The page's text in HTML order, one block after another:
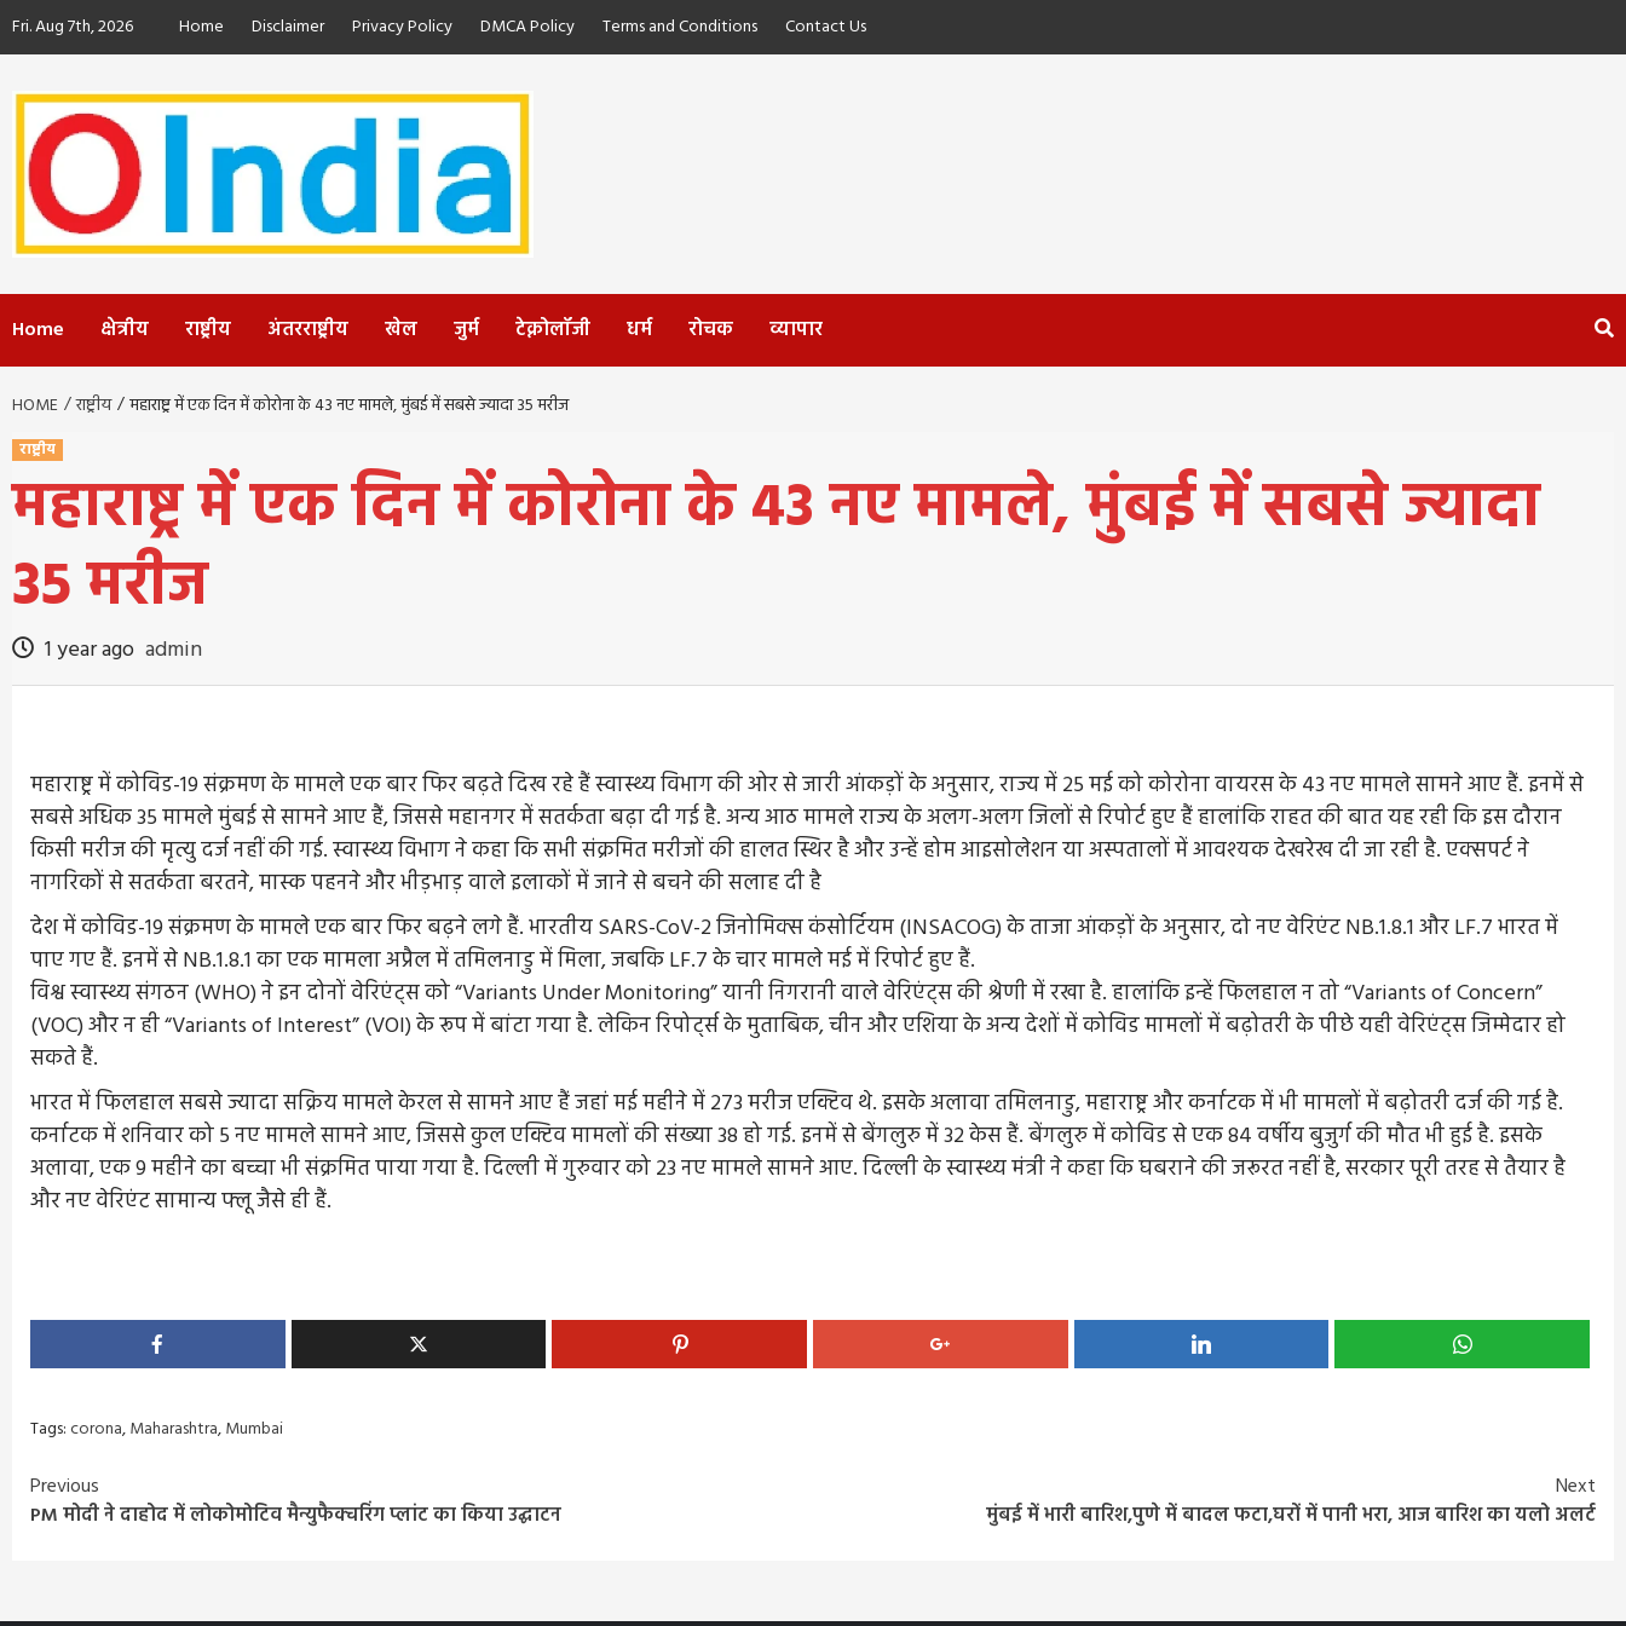
Skip
toFri. Aug 7th, 2026 Home Disclaimer Privacy Policy DMCA Policy Terms and Conditions Contact Us
Home क्षेत्रीय राष्ट्रीय अंतरराष्ट्रीय खेल जुर्म टेक्नोलॉजी धर्म रोचक व्यापार
HOME राष्ट्रीय महाराष्ट्र में एक दिन में कोरोना के 43 नए मामले, मुंबई में सबसे ज्यादा 35 मरीज
राष्ट्रीय
महाराष्ट्र में एक दिन में कोरोना के 43 नए मामले, मुंबई में सबसे ज्यादा
35 मरीज
1 year ago admin
महाराष्ट्र में कोविड-19 संक्रमण के मामले एक बार फिर बढ़ते दिख रहे हैं स्वास्थ्य विभाग की ओर से जारी आंकड़ों के अनुसार, राज्य में 25 मई को कोरोना वायरस के 43 नए मामले सामने आए हैं. इनमें से
सबसे अधिक 35 मामले मुंबई से सामने आए हैं, जिससे महानगर में सतर्कता बढ़ा दी गई है. अन्य आठ मामले राज्य के अलग-अलग जिलों से रिपोर्ट हुए हैं हालांकि राहत की बात यह रही कि इस दौरान
किसी मरीज की मृत्यु दर्ज नहीं की गई. स्वास्थ्य विभाग ने कहा कि सभी संक्रमित मरीजों की हालत स्थिर है और उन्हें होम आइसोलेशन या अस्पतालों में आवश्यक देखरेख दी जा रही है. एक्सपर्ट ने
नागरिकों से सतर्कता बरतने, मास्क पहनने और भीड़भाड़ वाले इलाकों में जाने से बचने की सलाह दी है
देश में कोविड-19 संक्रमण के मामले एक बार फिर बढ़ने लगे हैं. भारतीय SARS-CoV-2 जिनोमिक्स कंसोर्टियम (INSACOG) के ताजा आंकड़ों के अनुसार, दो नए वेरिएंट NB.1.8.1 और LF.7 भारत में
पाए गए हैं. इनमें से NB.1.8.1 का एक मामला अप्रैल में तमिलनाडु में मिला, जबकि LF.7 के चार मामले मई में रिपोर्ट हुए हैं.
विश्व स्वास्थ्य संगठन (WHO) ने इन दोनों वेरिएंट्स को “Variants Under Monitoring” यानी निगरानी वाले वेरिएंट्स की श्रेणी में रखा है. हालांकि इन्हें फिलहाल न तो “Variants of Concern”
(VOC) और न ही “Variants of Interest” (VOI) के रूप में बांटा गया है. लेकिन रिपोर्ट्स के मुताबिक, चीन और एशिया के अन्य देशों में कोविड मामलों में बढ़ोतरी के पीछे यही वेरिएंट्स जिम्मेदार हो
सकते हैं.
भारत में फिलहाल सबसे ज्यादा सक्रिय मामले केरल से सामने आए हैं जहां मई महीने में 273 मरीज एक्टिव थे. इसके अलावा तमिलनाडु, महाराष्ट्र और कर्नाटक में भी मामलों में बढ़ोतरी दर्ज की गई है.
कर्नाटक में शनिवार को 5 नए मामले सामने आए, जिससे कुल एक्टिव मामलों की संख्या 38 हो गई. इनमें से बेंगलुरु में 32 केस हैं. बेंगलुरु में कोविड से एक 84 वर्षीय बुजुर्ग की मौत भी हुई है. इसके
अलावा, एक 9 महीने का बच्चा भी संक्रमित पाया गया है. दिल्ली में गुरुवार को 23 नए मामले सामने आए. दिल्ली के स्वास्थ्य मंत्री ने कहा कि घबराने की जरूरत नहीं है, सरकार पूरी तरह से तैयार है
और नए वेरिएंट सामान्य फ्लू जैसे ही हैं.
Tags:corona,Maharashtra,Mumbai
Continue
Reading
Previous
PM मोदी ने दाहोद में लोकोमोटिव मैन्युफैक्चरिंग प्लांट का किया उद्घाटन
Next
मुंबई में भारी बारिश,पुणे में बादल फटा,घरों में पानी भरा, आज बारिश का यलो अलर्ट